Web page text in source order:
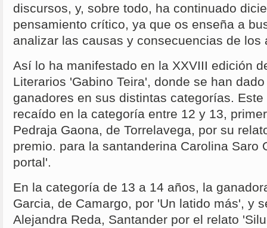
discursos, y, sobre todo, ha continuado
pensamiento crítico, ya que os enseña a
analizar las causas y consecuencias de
Así lo ha manifestado en la XXVIII edición
Literarios 'Gabino Teira', donde se han
ganadores en sus distintas categorías.
recaído en la categoría entre 12 y 13,
Pedraja Gaona, de Torrelavega, por su
premio. para la santanderina Carolina Saro
portal'.
En la categoría de 13 a 14 años, la
Garcia, de Camargo, por 'Un latido más', y
Alejandra Reda, Santander por el relato